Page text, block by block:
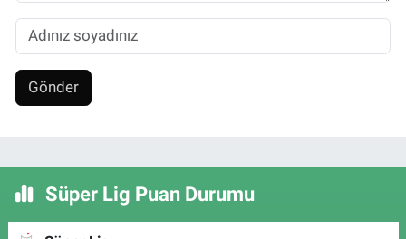
Gönder
Süper Lig Puan Durumu